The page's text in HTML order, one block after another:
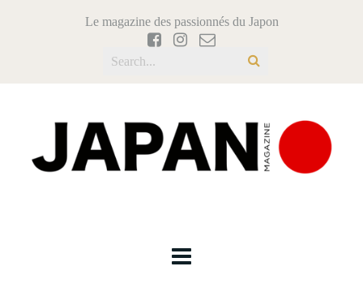
Le magazine des passionnés du Japon